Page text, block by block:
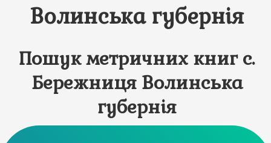
Волинська губернія
Пошук метричних книг с.
Бережниця Волинська
губернія